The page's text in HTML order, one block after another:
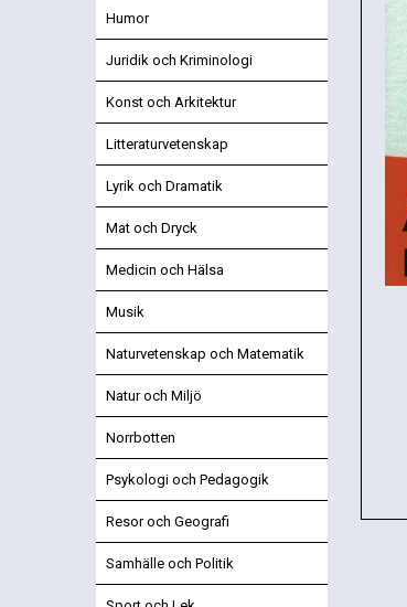
Humor
Juridik och Kriminologi
Konst och Arkitektur
Litteraturvetenskap
Lyrik och Dramatik
Mat och Dryck
Medicin och Hälsa
Musik
Naturvetenskap och Matematik
Natur och Miljö
Norrbotten
Psykologi och Pedagogik
Resor och Geografi
Samhälle och Politik